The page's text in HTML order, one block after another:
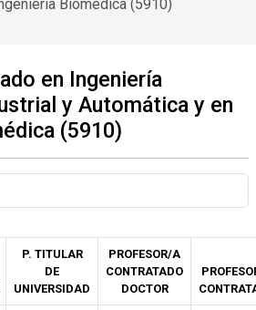
Biomédica (5910)
en Ingeniería
y Automática y en
(5910)
P. TITULAR
DE
UNIVERSIDAD
PROFESOR/A
CONTRATADO
DOCTOR